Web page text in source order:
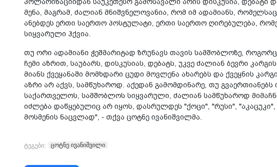
მე­ნა, მაგ­რამ, ძა­ლი­ან მნიშ­ვნე­ლო­ვა­ნია, რომ იმ ადა­მი­ანს,
ა­ნებ­დეს ერთი სა­ერ­თო პოს­ტუ­ლა­ტი, ერთი სა­ერ­თო ღი­რე­ბუ­ლე­ბა,
სიყ­ვა­რუ­ლი ჰქვია.
თუ ორი ადა­მი­ა­ნი ჭეშ­მა­რი­ტად ზრუ­ნავს თა­ვის სამ­შობ­ლო­ზე,
ჩემი აზ­რით, სა­უ­ბარს, დის­კუ­სი­ას, დე­ბატს, უკვე ძა­ლი­ან ბევ­რი
მი­ანს ქვე­ყა­ნა­ში მომ­ხდა­რი ცუდი მოვ­ლე­ნა ახა­რებს და ქვეყ­ნის
აზრი არ აქვს, სამ­წუ­ხა­როდ. აქე­დან გა­მომ­დი­ნა­რე, თუ
სა­ქარ­თვე­ლოს, სამ­შობ­ლოს სიყ­ვა­რუ­ლი, ძა­ლი­ან სამ­წუ­ხა­როდ
იძ­ლე­ბა და­წყე­ბუ­ლიც არ იყოს, დას­რულ­დეს "ქოცი", "რუსი",
მოს­მე­ნის ნაც­ვლად", - თქვა ცოტ­ნე ივა­ნიშ­ვილ­მა.
ტეგები: ცოტნე ივანიშვილი